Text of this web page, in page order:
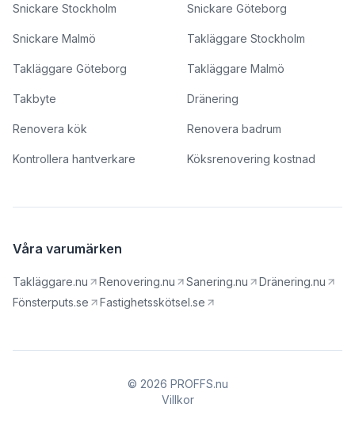
Snickare Stockholm Snickare Göteborg
Snickare Malmö Takläggare Stockholm
Takläggare Göteborg Takläggare Malmö
Takbyte Dränering
Renovera kök Renovera badrum
Kontrollera hantverkare Köksrenovering kostnad
Våra varumärken
Takläggare.nu Renovering.nu Sanering.nu
Dränering.nu
Fönsterputs.se
Fastighetsskötsel.se
© 2026 PROFFS.nu
Villkor